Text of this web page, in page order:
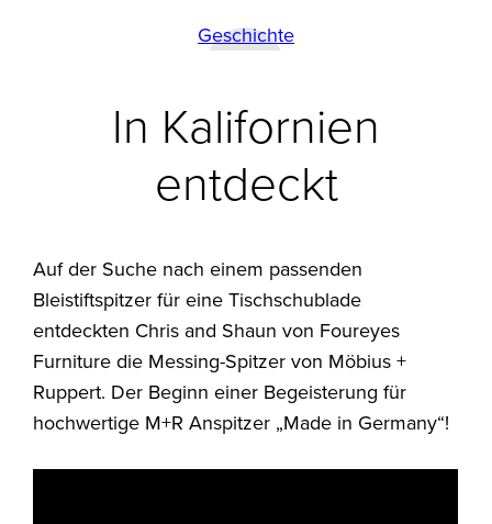
Geschichte
In Kalifornien
entdeckt
Auf der Suche nach einem passenden
Bleistiftspitzer für eine Tischschublade
entdeckten Chris and Shaun von Foureyes
Furniture die Messing-Spitzer von Möbius +
Ruppert. Der Beginn einer Begeisterung für
hochwertige M+R Anspitzer „Made in Germany“!